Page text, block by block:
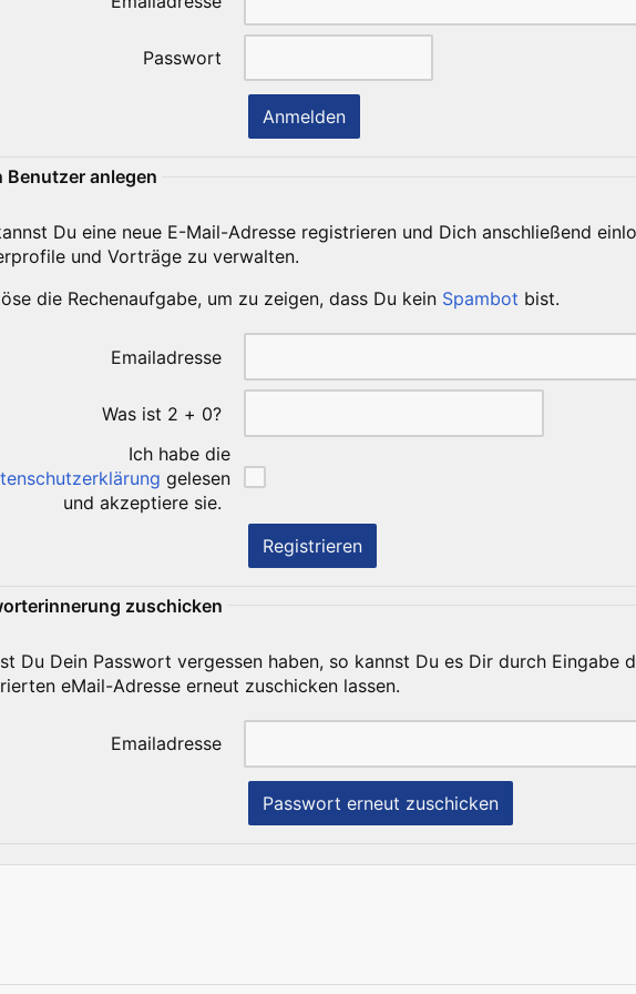
Passwort
Benutzer anlegen
Du eine neue E-Mail-Adresse registrieren und Dich anschließend
und Vorträge zu verwalten.
die Rechenaufgabe, um zu zeigen, dass Du kein Spambot bist.
Emailadresse
Was ist 2 + 0?
Ich habe die
gelesen
und akzeptiere sie.
zuschicken
Du Dein Passwort vergessen haben, so kannst Du es Dir durch Eingabe
eMail-Adresse erneut zuschicken lassen.
Emailadresse